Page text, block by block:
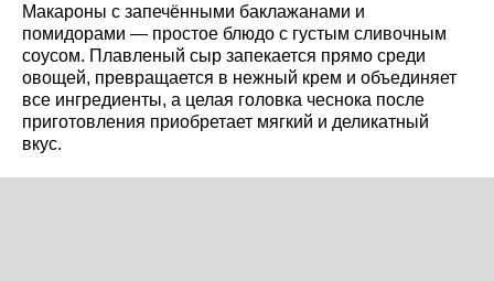
Макароны с запечёнными баклажанами и
помидорами — простое блюдо с густым сливочным
соусом. Плавленый сыр запекается прямо среди
овощей, превращается в нежный крем и объединяет
все ингредиенты, а целая головка чеснока после
приготовления приобретает мягкий и деликатный
вкус.